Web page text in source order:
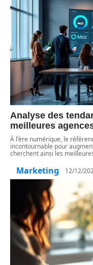
Analyse des
meilleures
À l'ère numérique, le
incontournable pour
cherchent ainsi les
Marketing 12/12/